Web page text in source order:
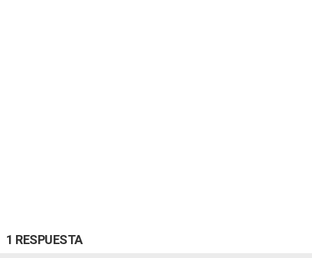
1 RESPUESTA